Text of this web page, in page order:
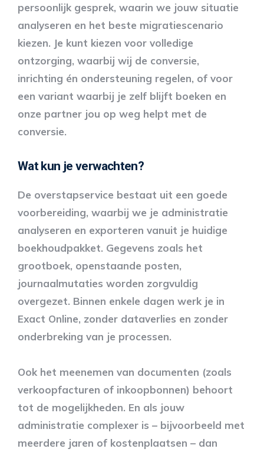
persoonlijk gesprek, waarin we jouw situatie
analyseren en het beste migratiescenario
kiezen. Je kunt kiezen voor volledige
ontzorging, waarbij wij de conversie,
inrichting én ondersteuning regelen, of voor
een variant waarbij je zelf blijft boeken en
onze partner jou op weg helpt met de
conversie.
Wat kun je verwachten?
De overstapservice bestaat uit een goede
voorbereiding, waarbij we je administratie
analyseren en exporteren vanuit je huidige
boekhoudpakket. Gegevens zoals het
grootboek, openstaande posten,
journaalmutaties worden zorgvuldig
overgezet. Binnen enkele dagen werk je in
Exact Online, zonder dataverlies en zonder
onderbreking van je processen.
Ook het meenemen van documenten (zoals
verkoopfacturen of inkoopbonnen) behoort
tot de mogelijkheden. En als jouw
administratie complexer is – bijvoorbeeld met
meerdere jaren of kostenplaatsen – dan